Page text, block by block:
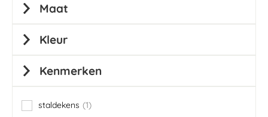
Maat
Kleur
Kenmerken
staldekens 1
item